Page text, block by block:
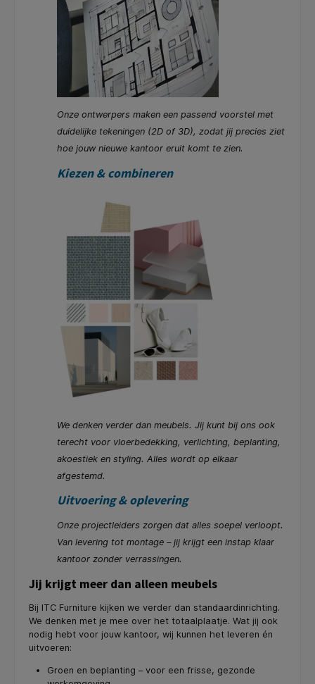
Onze ontwerpers maken een passend voorstel met
duidelijke tekeningen (2D of 3D), zodat jij precies ziet
hoe jouw nieuwe kantoor eruit komt te zien.
Kiezen & combineren
We denken verder dan meubels. Jij kunt bij ons ook
terecht voor vloerbedekking, verlichting, beplanting,
akoestiek en styling. Alles wordt op elkaar
afgestemd.
Uitvoering & oplevering
Onze projectleiders zorgen dat alles soepel verloopt.
Van levering tot montage – jij krijgt een instap klaar
kantoor zonder verrassingen.
Jij krijgt meer dan alleen meubels
Bij ITC Furniture kijken we verder dan standaardinrichting.
We denken met je mee over het totaalplaatje. Wat jij ook
nodig hebt voor jouw kantoor, wij kunnen het leveren én
uitvoeren:
Groen en beplanting – voor een frisse, gezonde